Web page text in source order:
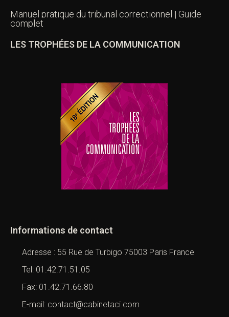
Manuel pratique du tribunal correctionnel | Guide
complet
LES TROPHÉES DE LA COMMUNICATION
Informations de contact
Adresse : 55 Rue de Turbigo 75003 Paris France
Tel: 01.42.71.51.05
Fax: 01.42.71.66.80
E-mail: contact@cabinetaci.com